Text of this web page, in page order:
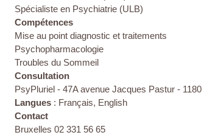
Spécialiste en Psychiatrie (ULB)
Compétences
Mise au point diagnostic et traitements
Psychopharmacologie
Troubles du Sommeil
Consultation
PsyPluriel - 47A avenue Jacques Pastur - 1180
Langues : Français, English
Contact
Bruxelles 02 331 56 65